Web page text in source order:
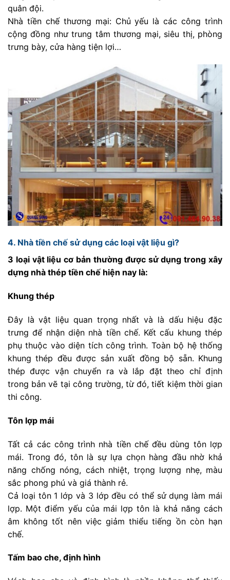
quân đội.
Nhà tiền chế thương mại: Chủ yếu là các công trình
cộng đồng như trung tâm thương mại, siêu thị, phòng
trưng bày, cửa hàng tiện lợi…
4. Nhà tiền chế sử dụng các loại vật liệu gì?
3 loại vật liệu cơ bản thường được sử dụng trong xây
dựng nhà thép tiền chế hiện nay là:
Khung thép
Đây là vật liệu quan trọng nhất và là dấu hiệu đặc
trưng để nhận diện nhà tiền chế. Kết cấu khung thép
phụ thuộc vào diện tích công trình. Toàn bộ hệ thống
khung thép đều được sản xuất đồng bộ sẵn. Khung
thép được vận chuyển ra và lắp đặt theo chỉ định
trong bản vẽ tại công trường, từ đó, tiết kiệm thời gian
thi công.
Tôn lợp mái
Tất cả các công trình nhà tiền chế đều dùng tôn lợp
mái. Trong đó, tôn là sự lựa chọn hàng đầu nhờ khả
năng chống nóng, cách nhiệt, trọng lượng nhẹ, màu
sắc phong phú và giá thành rẻ.
Cả loại tôn 1 lớp và 3 lớp đều có thể sử dụng làm mái
lợp. Một điểm yếu của mái lợp tôn là khả năng cách
âm không tốt nên việc giảm thiểu tiếng ồn còn hạn
chế.
Tấm bao che, định hình